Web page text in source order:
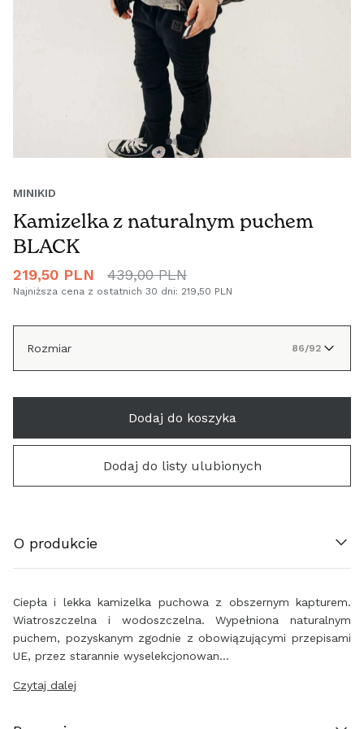
ÖSTERREICH (€)
BELGIË (€)
ΚΎΠΡΟΣ (€)
DANMARK (€)
MINIKID
Kamizelka z naturalnym puchem
BLACK
Cena
promocyjna
219,50 PLN
Cena
regularna
439,00 PLN
Najniższa cena z ostatnich 30 dni: 219,50 PLN
Rozmiar 86/92
Dodaj do koszyka
Dodaj do listy ulubionych
O produkcie
Ciepła i lekka kamizelka puchowa z obszernym kapturem.
Wiatroszczelna i wodoszczelna. Wypełniona naturalnym
puchem, pozyskanym zgodnie z obowiązującymi przepisami
UE, przez starannie wyselekcjonowan…
Czytaj dalej